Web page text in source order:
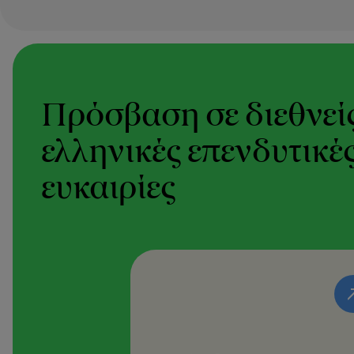
Πρόσβαση σε
ελληνικές
ευκαιρίες